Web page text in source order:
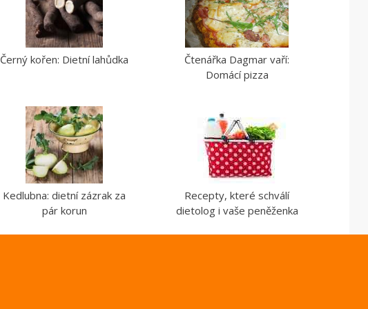
Černý kořen: Dietní lahůdka
Čtenářka Dagmar vaří:
Domácí pizza
Kedlubna: dietní zázrak za
pár korun
Recepty, které schválí
dietolog i vaše peněženka